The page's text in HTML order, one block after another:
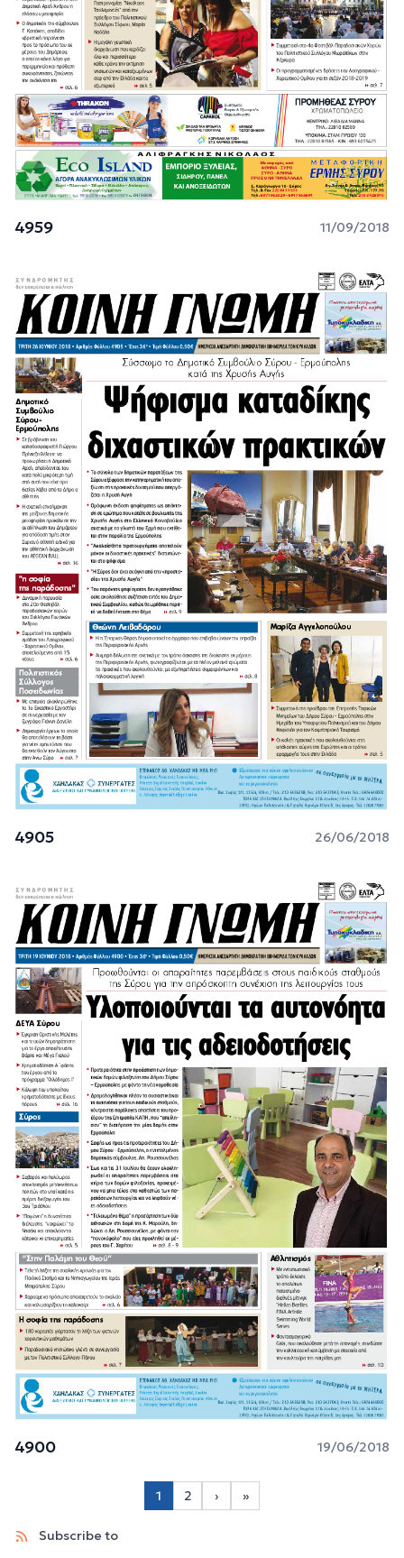
4959 11/09/2018
4905 26/06/2018
4900 19/06/2018
Σελιδοποίηση
1 Page 2
2
Next page
›
Last page
»
Subscribe to